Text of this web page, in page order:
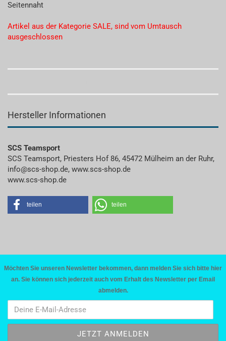
Seitennaht
Artikel aus der Kategorie SALE, sind vom Umtausch
ausgeschlossen
Hersteller Informationen
SCS Teamsport
SCS Teamsport, Priesters Hof 86, 45472 Mülheim an der Ruhr,
info@scs-shop.de, www.scs-shop.de
www.scs-shop.de
teilen teilen
Möchten Sie unseren Newsletter bekommen, dann melden Sie sich bitte hier
an. Sie können sich jederzeit auch vom Erhalt des Newsletter per Email
abmelden.